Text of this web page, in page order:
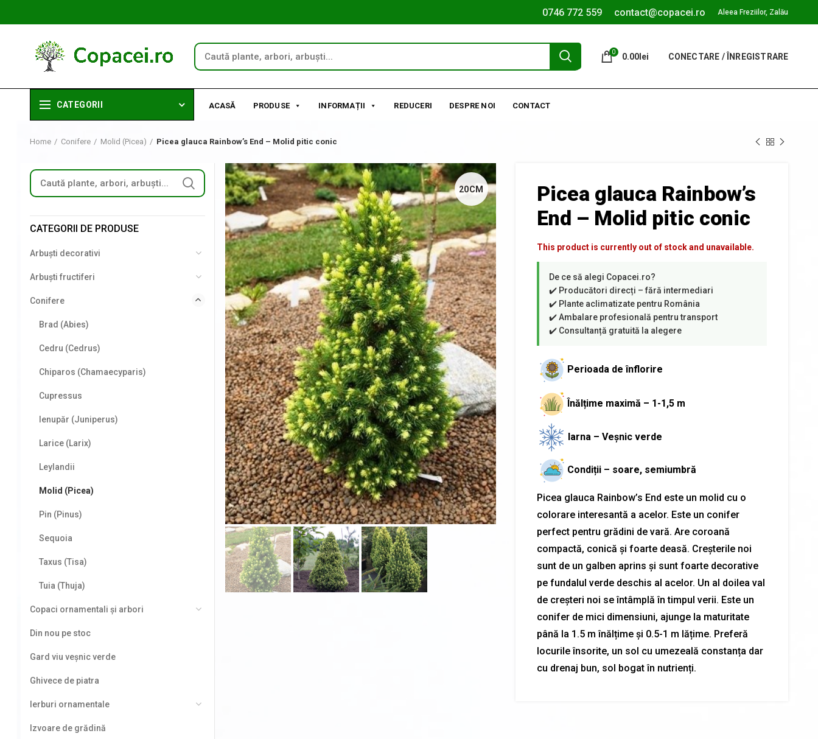
0746 772 559 contact@copacei.ro Aleea Freziilor, Zalău
0 0.00lei CONECTARE / ÎNREGISTRARE
CATEGORII ACASĂ PRODUSE INFORMAȚII REDUCERI DESPRE NOI CONTACT
Home Conifere Molid (Picea) Picea glauca Rainbow’s End – Molid pitic conic
20CM
Picea glauca Rainbow’s
End – Molid pitic conic
This product is currently out of stock and unavailable.
Perioada de înflorire
Înălțime maximă – 1-1,5 m
Iarna – Veșnic verde
Condiții – soare, semiumbră
Picea glauca Rainbow’s End este un molid cu o
colorare interesantă a acelor. Este un conifer
perfect pentru grădini de vară. Are coroană
compactă, conică și foarte deasă. Creșterile noi
sunt de un galben aprins și sunt foarte decorative
pe fundalul verde deschis al acelor. Un al doilea val
de creșteri noi se întâmplă în timpul verii. Este un
conifer de mici dimensiuni, ajunge la maturitate
până la 1.5 m înălțime și 0.5-1 m lățime. Preferă
locurile însorite, un sol cu umezeală constanța dar
cu drenaj bun, sol bogat în nutrienți.
CATEGORII DE PRODUSE
Arbuști decorativi
Arbuști fructiferi
Conifere
Brad (Abies)
Cedru (Cedrus)
Chiparos (Chamaecyparis)
Cupressus
Ienupăr (Juniperus)
Larice (Larix)
Leylandii
Molid (Picea)
Pin (Pinus)
Sequoia
Taxus (Tisa)
Tuia (Thuja)
Copaci ornamentali și arbori
Din nou pe stoc
Gard viu veșnic verde
Ghivece de piatra
Ierburi ornamentale
Izvoare de grădină